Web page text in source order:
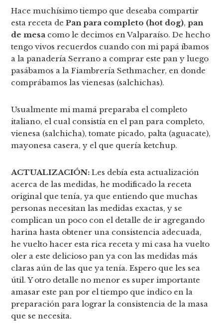
Hace muchísimo tiempo que deseaba compartir
esta receta dePan para completo (hot dog),pan
de mesa como le decimos en Valparaíso. De hecho
tengo vivos recuerdos cuando con mi papá íbamos
a la panadería Serrano a comprar este pan y luego
pasábamos a la Fiambrería Sethmacher, en donde
comprábamos las vienesas (salchichas).
Usualmente mi mamá preparaba el completo
italiano, el cual consistía en el pan para completo,
vienesa (salchicha), tomate picado, palta (aguacate),
mayonesa casera, y el que quería ketchup.
ACTUALIZACIÓN: Les debía esta actualización
acerca de las medidas, he modificado la receta
original que tenía, ya que entiendo que muchas
personas necesitan las medidas exactas, y se
complican un poco con el detalle de ir agregando
harina hasta obtener una consistencia adecuada,
he vuelto hacer esta rica receta y mi casa ha vuelto
oler a este delicioso pan ya con las medidas más
claras aún de las que ya tenía. Espero que les sea
útil. Y otro detalle no menor es super importante
amasar este pan por el tiempo que indico en la
preparación para lograr la consistencia de la masa
que se necesita.